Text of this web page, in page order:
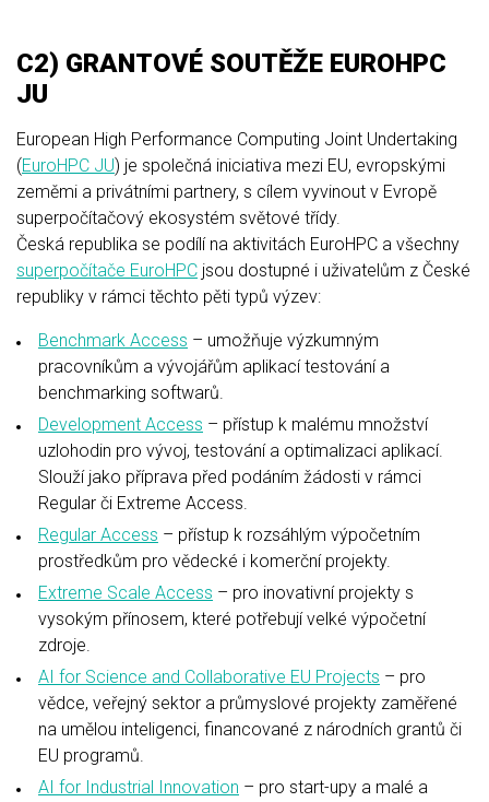
C2) GRANTOVÉ SOUTĚŽE EUROHPC
JU
European High Performance Computing Joint Undertaking
(EuroHPC JU) je společná iniciativa mezi EU, evropskými
zeměmi a privátními partnery, s cílem vyvinout v Evropě
superpočítačový ekosystém světové třídy.
Česká republika se podílí na aktivitách EuroHPC a všechny
superpočítače EuroHPC jsou dostupné i uživatelům z České
republiky v rámci těchto pěti typů výzev:
Benchmark Access – umožňuje výzkumným
pracovníkům a vývojářům aplikací testování a
benchmarking softwarů.
Development Access – přístup k malému množství
uzlohodin pro vývoj, testování a optimalizaci aplikací.
Slouží jako příprava před podáním žádosti v rámci
Regular či Extreme Access.
Regular Access – přístup k rozsáhlým výpočetním
prostředkům pro vědecké i komerční projekty.
Extreme Scale Access – pro inovativní projekty s
vysokým přínosem, které potřebují velké výpočetní
zdroje.
AI for Science and Collaborative EU Projects – pro
vědce, veřejný sektor a průmyslové projekty zaměřené
na umělou inteligenci, financované z národních grantů či
EU programů.
AI for Industrial Innovation – pro start-upy a malé a